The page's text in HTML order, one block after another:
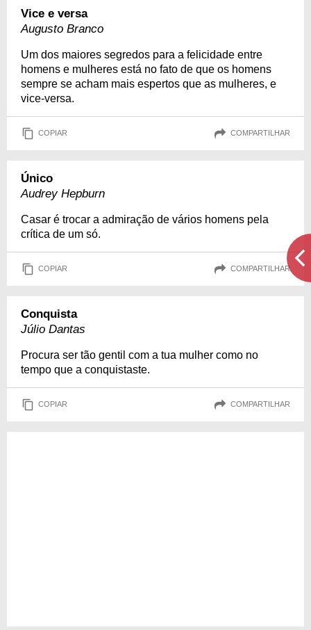
Vice e versa
Augusto Branco
Um dos maiores segredos para a felicidade entre
homens e mulheres está no fato de que os homens
sempre se acham mais espertos que as mulheres, e
vice-versa.
COPIAR COMPARTILHAR
Único
Audrey Hepburn
Casar é trocar a admiração de vários homens pela
crítica de um só.
COPIAR COMPARTILHAR
Conquista
Júlio Dantas
Procura ser tão gentil com a tua mulher como no
tempo que a conquistaste.
COPIAR COMPARTILHAR